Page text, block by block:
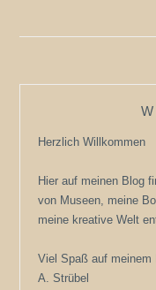
Herzlich Willkommen
Hier auf meinen Blog
von Museen, meine
meine kreative Welt
Viel Spaß auf meinem
A. Strübel